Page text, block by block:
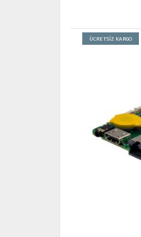
ÜCRETSİZ KARGO